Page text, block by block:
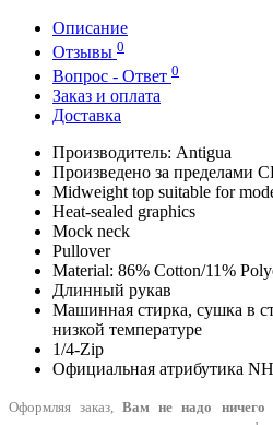
Описание
Отзывы 0
Вопрос - Ответ 0
Заказ и оплата
Доставка
Производитель: Antigua
Произведено за пределами
Midweight top suitable for
Heat-sealed graphics
Mock neck
Pullover
Material: 86% Cotton/11%
Длинный рукав
Машинная стирка, сушка в
низкой температуре
1/4-Zip
Официальная атрибутика
Оформляя заказ,Вам не надо ничего